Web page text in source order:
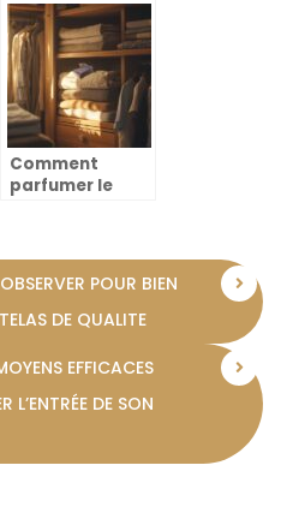
choisir les
materiaux
parfaits pour
votre projet
Comment
parfumer le
aromatiques
maison
POUR BIEN
DE QUALITE
EFFICACES
L’ENTRÉE DE SON